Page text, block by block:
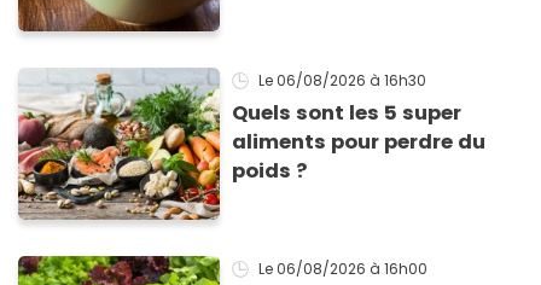
Le 06/08/2026 à 16h30
Quels sont les 5 super
aliments pour perdre du
poids ?
Le 06/08/2026 à 16h00